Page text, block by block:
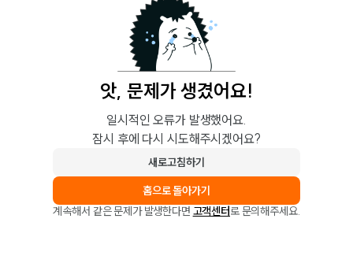
앗, 문제가 생겼어요!
일시적인 오류가 발생했어요.
잠시 후에 다시 시도해주시겠어요?
새로고침하기
홈으로 돌아가기
계속해서 같은 문제가 발생한다면 고객센터로 문의해주세요.